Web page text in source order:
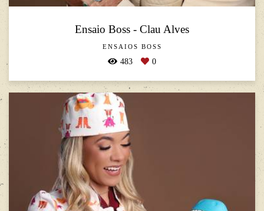
Ensaio Boss - Clau Alves
ENSAIOS BOSS
483 0